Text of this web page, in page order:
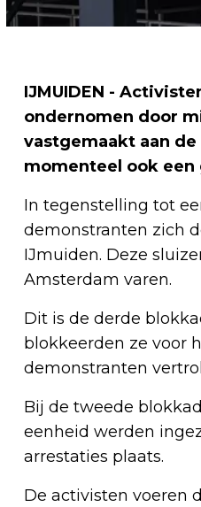
IJMUIDEN -
ondernomen door
vastgemaakt aan
momenteel ook
In tegenstelling tot
demonstranten zich
IJmuiden. Deze
Amsterdam varen.
Dit is de derde
blokkeerden ze voor
demonstranten
Bij de tweede
eenheid werden
arrestaties plaats.
De activisten voeren